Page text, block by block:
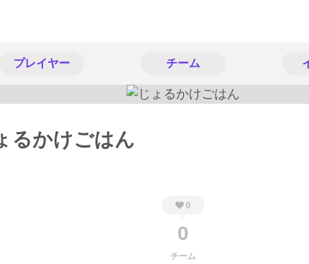
プレイヤー チーム
るかけごはん
0
0
チーム